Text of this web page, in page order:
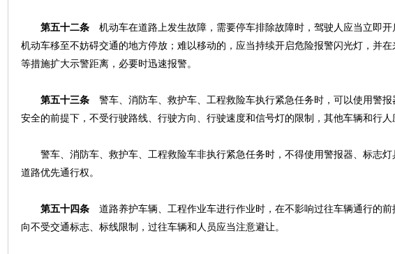
第五十二条 机动车在道路上发生故障，需要停车排除故障时，驾驶人应当立即开
机动车移至不妨碍交通的地方停放；难以移动的，应当持续开启危险报警闪光灯，并
等措施扩大示警距离，必要时迅速报警。
第五十三条 警车、消防车、救护车、工程救险车执行紧急任务时，可以使用警报
安全的前提下，不受行驶路线、行驶方向、行驶速度和信号灯的限制，其他车辆和行人
警车、消防车、救护车、工程救险车非执行紧急任务时，不得使用警报器、标志灯
道路优先通行权。
第五十四条 道路养护车辆、工程作业车进行作业时，在不影响过往车辆通行的前
向不受交通标志、标线限制，过往车辆和人员应当注意避让。